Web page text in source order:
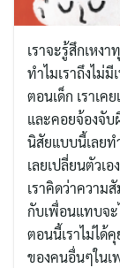
เราจะรู้สึกเหง
ทำไมเราถึงไม่
ตอนเด็ก เราเ
และคอยจ้องจับ
นิสัยแบบนี้เลยท
เลยเปลี่ยนตัวเ
เราคิดว่าความ
กับเพื่อนแทบจะ
ตอนนี้เราไม่ได้
ของคนอื่นๆในเ